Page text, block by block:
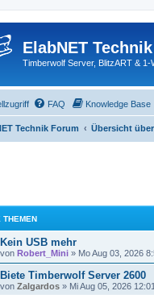
ElabNET
Timberwolf Server, BlitzART & 1-
FAQ Knowledge Base
Technik Forum Übersicht
THEMEN
Kein USB mehr
von Robert_Mini » Mo Aug 03, 2026
Biete Timberwolf Server 2600
von Zalgardos » Mi Aug 05, 2026